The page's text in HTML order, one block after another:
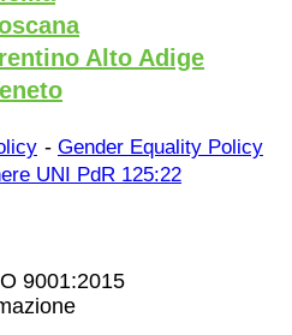
Alto Adige
- Gender Equality Policy
UNI PdR 125:22
9001:2015